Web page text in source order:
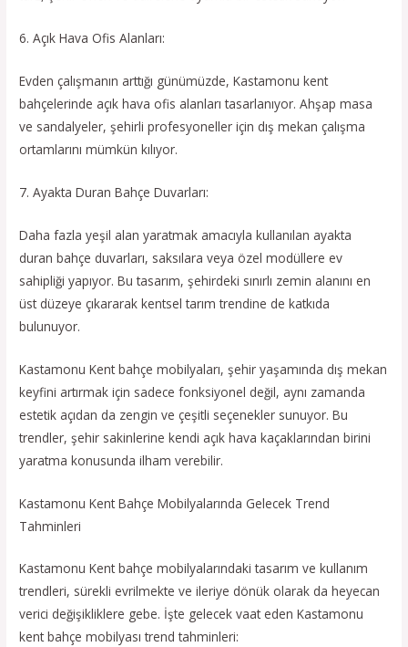
6. Açık Hava Ofis Alanları:
Evden çalışmanın arttığı günümüzde, Kastamonu kent
bahçelerinde açık hava ofis alanları tasarlanıyor. Ahşap masa
ve sandalyeler, şehirli profesyoneller için dış mekan çalışma
ortamlarını mümkün kılıyor.
7. Ayakta Duran Bahçe Duvarları:
Daha fazla yeşil alan yaratmak amacıyla kullanılan ayakta
duran bahçe duvarları, saksılara veya özel modüllere ev
sahipliği yapıyor. Bu tasarım, şehirdeki sınırlı zemin alanını en
üst düzeye çıkararak kentsel tarım trendine de katkıda
bulunuyor.
Kastamonu Kent bahçe mobilyaları, şehir yaşamında dış mekan
keyfini artırmak için sadece fonksiyonel değil, aynı zamanda
estetik açıdan da zengin ve çeşitli seçenekler sunuyor. Bu
trendler, şehir sakinlerine kendi açık hava kaçaklarından birini
yaratma konusunda ilham verebilir.
Kastamonu Kent Bahçe Mobilyalarında Gelecek Trend
Tahminleri
Kastamonu Kent bahçe mobilyalarındaki tasarım ve kullanım
trendleri, sürekli evrilmekte ve ileriye dönük olarak da heyecan
verici değişikliklere gebe. İşte gelecek vaat eden Kastamonu
kent bahçe mobilyası trend tahminleri: